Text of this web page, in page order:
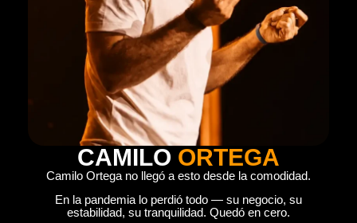
CAMILO ORTEGA
Camilo Ortega no llegó a esto desde la comodidad.
En la pandemia lo perdió todo — su negocio, su
estabilidad, su tranquilidad. Quedó en cero.